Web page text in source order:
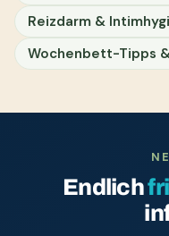
Reizdarm &
Wochenbett-Tipps
Endlich